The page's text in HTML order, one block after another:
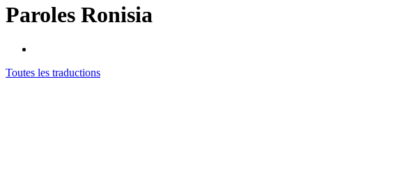
Paroles Ronisia
Toutes les traductions